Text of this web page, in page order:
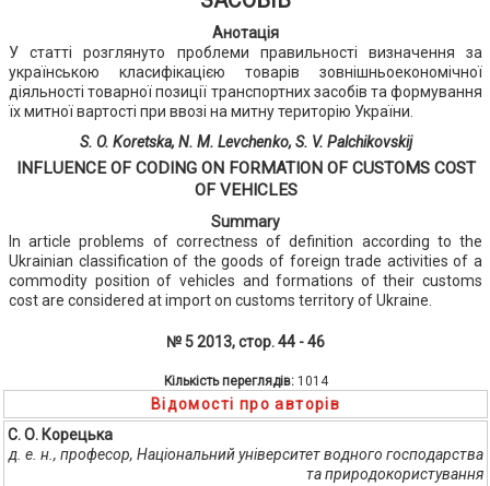
Анотація
У статті розглянуто проблеми правильності визначення за
українською класифікацією товарів зовнішньоекономічної
діяльності товарної позиції транспортних засобів та формування
їх митної вартості при ввозі на митну територію України.
S. O. Koretska, N. M. Levchenko, S. V. Palchikovskij
INFLUENCE OF CODING ON FORMATION OF CUSTOMS COST
OF VEHICLES
Summary
In article problems of correctness of definition according to the
Ukrainian classification of the goods of foreign trade activities of a
commodity position of vehicles and formations of their customs
cost are considered at import on customs territory of Ukraine.
№ 5 2013, стор. 44 - 46
Кількість переглядів: 1014
Відомості про авторів
С. О. Корецька
д. е. н., професор, Національний університет водного господарства
та природокористування